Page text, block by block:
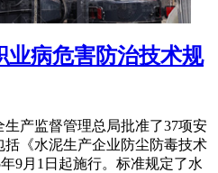
业病危害防治技术规
生产监督管理总局批准了37项安
《水泥生产企业防尘防毒技术
9月1日起施行。标准规定了水